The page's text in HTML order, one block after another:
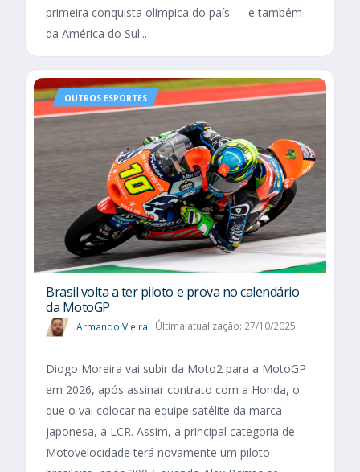
primeira conquista olímpica do país — e também
da América do Sul...
OUTROS ESPORTES
Brasil volta a ter piloto e prova no calendário
da MotoGP
Armando Vieira Última atualização: 27/10/2025
Diogo Moreira vai subir da Moto2 para a MotoGP
em 2026, após assinar contrato com a Honda, o
que o vai colocar na equipe satélite da marca
japonesa, a LCR. Assim, a principal categoria de
Motovelocidade terá novamente um piloto